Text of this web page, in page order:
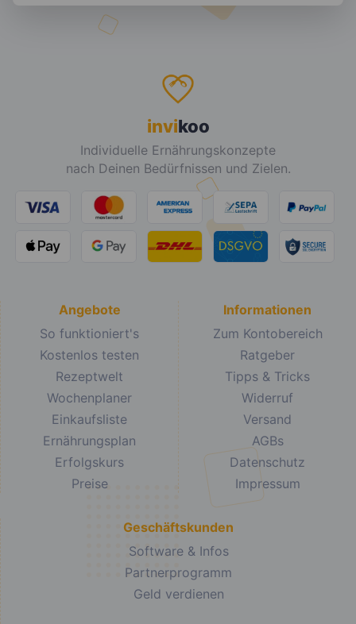
invikoo
Individuelle Ernährungskonzepte
nach Deinen Bedürfnissen und Zielen.
Angebote
So funktioniert's
Kostenlos testen
Rezeptwelt
Wochenplaner
Einkaufsliste
Ernährungsplan
Erfolgskurs
Preise
Informationen
Zum Kontobereich
Ratgeber
Tipps & Tricks
Widerruf
Versand
AGBs
Datenschutz
Impressum
Geschäftskunden
Software & Infos
Partnerprogramm
Geld verdienen